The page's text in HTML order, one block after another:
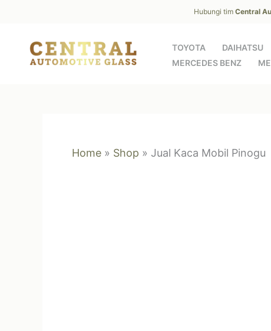
content
Hubungi tim Central
TOYOTA DAIHATSU
MERCEDES BENZ
Home » Shop » Jual Kaca Mobil Pinogu